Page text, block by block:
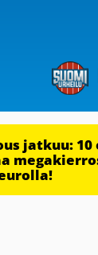
jatkuu: 10